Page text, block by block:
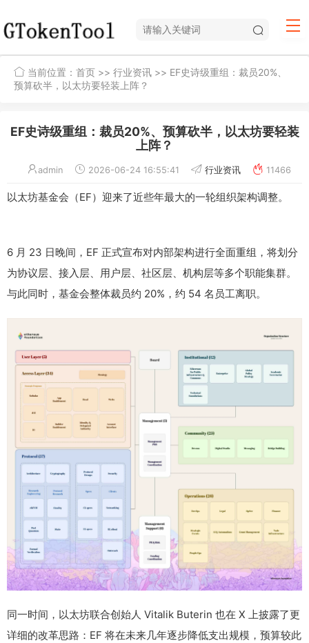
当前位置： 首页 >> 行业资讯 >> EF史诗级重组：裁员20%、
预算砍半，以太坊要轻装上阵？
EF史诗级重组：裁员20%、预算砍半，以太坊要轻装
上阵？
admin 2026-06-24 16:55:41 行业资讯 11466
以太坊基金会（EF）迎来了近些年最大的一轮组织架构调整。
6 月 23 日晚间，EF 正式宣布对内部架构进行全面重组，将划分
为协议层、接入层、用户层、社区层、机构层等多个职能集群。
与此同时，基金会整体裁员约 20%，约 54 名员工离职。
同一时间，以太坊联合创始人 Vitalik Buterin 也在 X 上披露了更
详细的改革思路：EF 将在未来几年逐步降低支出规模，预算较此